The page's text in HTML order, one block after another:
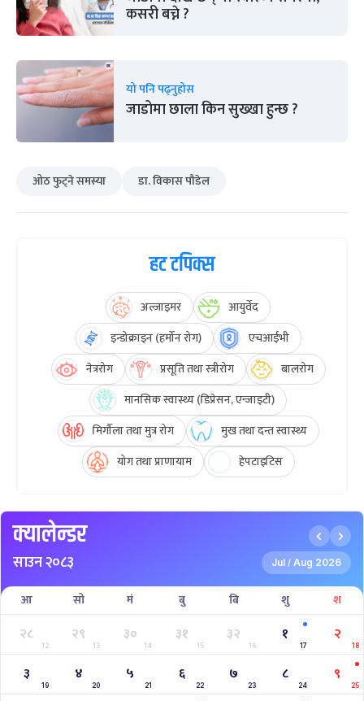
कसरी बच्ने ?
यो पनि पढ्नुहोस
जाडोमा छाला किन सुख्खा हुन्छ ?
ओठ फुट्ने समस्या डा. विकास पौडेल
हट टपिक्स
अल्जाइमर
आयुर्वेद
इन्डोक्राइन (हर्मोन रोग)
एचआईभी
नेत्ररोग
प्रसूति तथा स्त्रीरोग
बालरोग
मानसिक स्वास्थ्य (डिप्रेसन, एन्जाइटी)
मिर्गौला तथा मुत्र रोग
मुख तथा दन्त स्वास्थ्य
योग तथा प्राणायाम
हेपटाइटिस
क्यालेन्डर
साउन २०८३ Jul / Aug 2026
आ सो मं बु बि शु श
२८
12
२९
13
३०
14
३१
15
३२
16
१
17
२
18
३
19
४
20
५
21
६
22
७
23
८
24
९
25